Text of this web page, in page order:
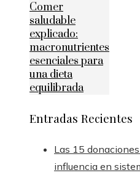
Comer
saludable
explicado:
macronutrientes
esenciales para
una dieta
equilibrada
Entradas Recientes
Las 15
influencia en